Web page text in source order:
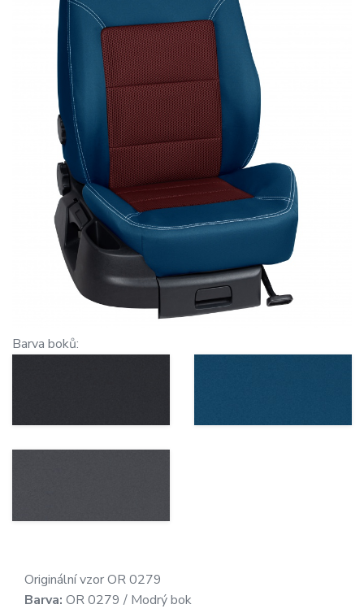
Barva boků:
Originální vzor OR 0279
Barva: OR 0279 / Modrý bok